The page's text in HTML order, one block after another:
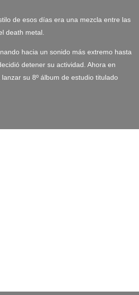
de esos días era una mezcla entre las
death metal.
hacia un sonido más extremo hasta
detener su actividad. Ahora en
su 8º álbum de estudio titulado